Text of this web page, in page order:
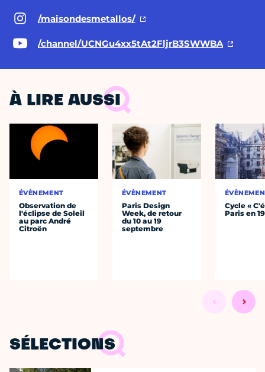
/maisondesmetallos/
/channel/UCNGu4xx5tAt2FljrB3SWWBA
À LIRE AUSSI
ÉVÈNEMENT
Observation de
l'éclipse de Soleil
au parc André
Citroën
ÉVÈNEMENT
Paris Design
Week, de retour
du 10 au 19
septembre
Cycle «
Paris en
SÉLECTIONS